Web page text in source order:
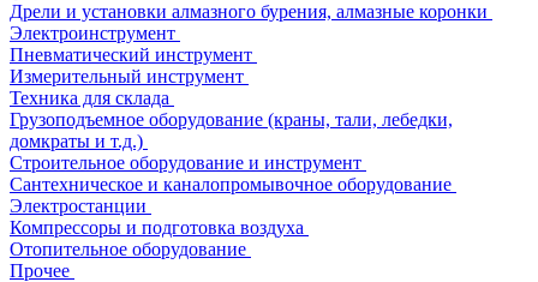
Дрели и установки алмазного бурения, алмазные коронки
Электроинструмент
Пневматический инструмент
Измерительный инструмент
Техника для склада
Грузоподъемное оборудование (краны, тали, лебедки,
домкраты и т.д.)
Строительное оборудование и инструмент
Сантехническое и каналопромывочное оборудование
Электростанции
Компрессоры и подготовка воздуха
Отопительное оборудование
Прочее